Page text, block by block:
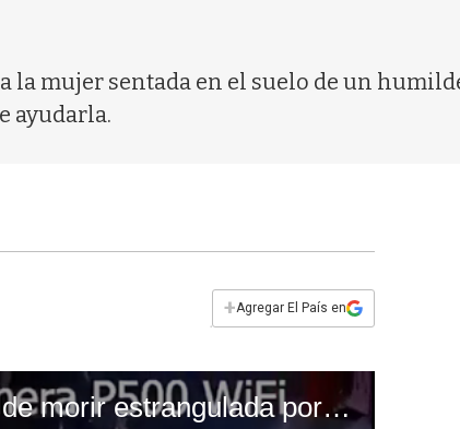
la mujer sentada en el suelo de un
ayudarla.
+Agregar El País en